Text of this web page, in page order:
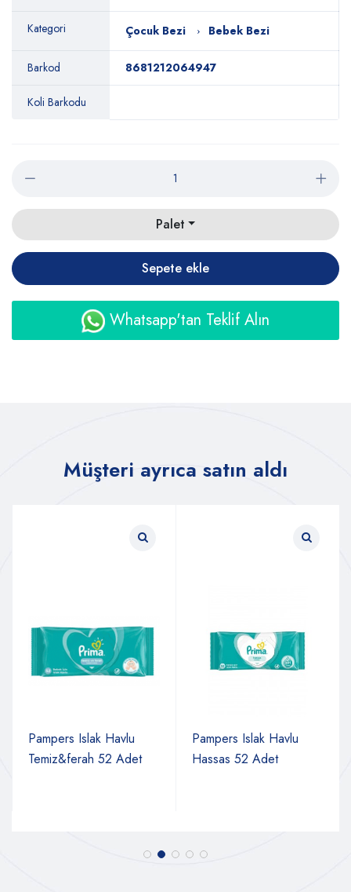
Kategori Çocuk Bezi Bebek Bezi
Barkod 8681212064947
Koli Barkodu
Palet
Sepete ekle
Whatsapp'tan Teklif Alın
Müşteri ayrıca satın aldı
Pampers Islak Havlu
Temiz&ferah 52 Adet
Pampers Islak Havlu
Hassas 52 Adet